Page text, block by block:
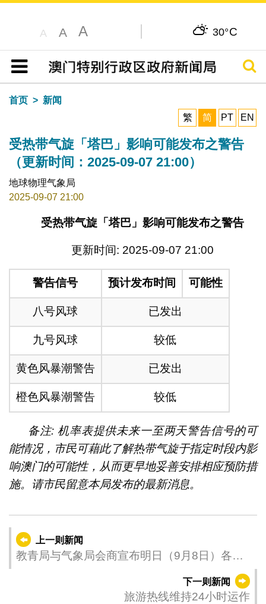
A A A 30°C
目录
搜寻
首页
新闻
繁
简 PT EN
受热带气旋「塔巴」影响可能发布之警告
（更新时间：2025-09-07 21:00）
地球物理气象局
2025-09-07 21:00
受热带气旋「塔巴」影响可能发布之警告
更新时间: 2025-09-07 21:00
警告信号 预计发布时间 可能性
八号风球 已发出
九号风球 较低
黄色风暴潮警告 已发出
橙色风暴潮警告 较低
备注: 机率表提供未来一至两天警告信号的可
能情况，市民可藉此了解热带气旋于指定时段内影
响澳门的可能性，从而更早地妥善安排相应预防措
施。请市民留意本局发布的最新消息。
上一则新闻
教青局与气象局会商宣布明日（9月8日）各教
下一则新闻
旅游热线维持24小时运作